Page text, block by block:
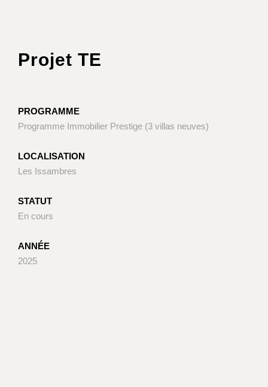
Projet TE
PROGRAMME
Programme Immobilier Prestige (3 villas neuves)
LOCALISATION
Les Issambres
STATUT
En cours
ANNÉE
2025